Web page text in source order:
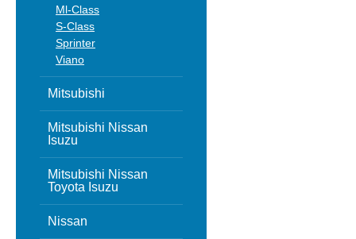
Ml-Class
S-Class
Sprinter
Viano
Mitsubishi
Mitsubishi Nissan
Isuzu
Mitsubishi Nissan
Toyota Isuzu
Nissan